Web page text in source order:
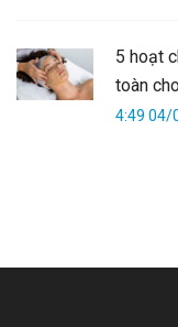
5 hoạt
toàn
4:49 04/